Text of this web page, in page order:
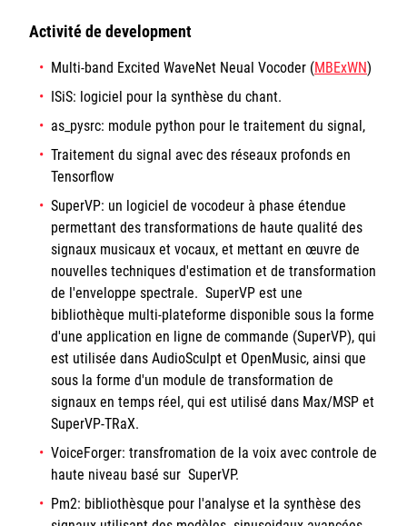
Activité de development
Multi-band Excited WaveNet Neual Vocoder (MBExWN)
ISiS: logiciel pour la synthèse du chant.
as_pysrc: module python pour le traitement du signal,
Traitement du signal avec des réseaux profonds en
Tensorflow
SuperVP: un logiciel de vocodeur à phase étendue
permettant des transformations de haute qualité des
signaux musicaux et vocaux, et mettant en œuvre de
nouvelles techniques d'estimation et de transformation
de l'enveloppe spectrale. SuperVP est une
bibliothèque multi-plateforme disponible sous la forme
d'une application en ligne de commande (SuperVP), qui
est utilisée dans AudioSculpt et OpenMusic, ainsi que
sous la forme d'un module de transformation de
signaux en temps réel, qui est utilisé dans Max/MSP et
SuperVP-TRaX.
VoiceForger: transfromation de la voix avec controle de
haute niveau basé sur SuperVP.
Pm2: bibliothèsque pour l'analyse et la synthèse des